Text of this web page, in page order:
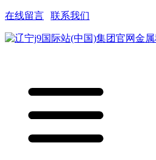
在线留言 联系我们